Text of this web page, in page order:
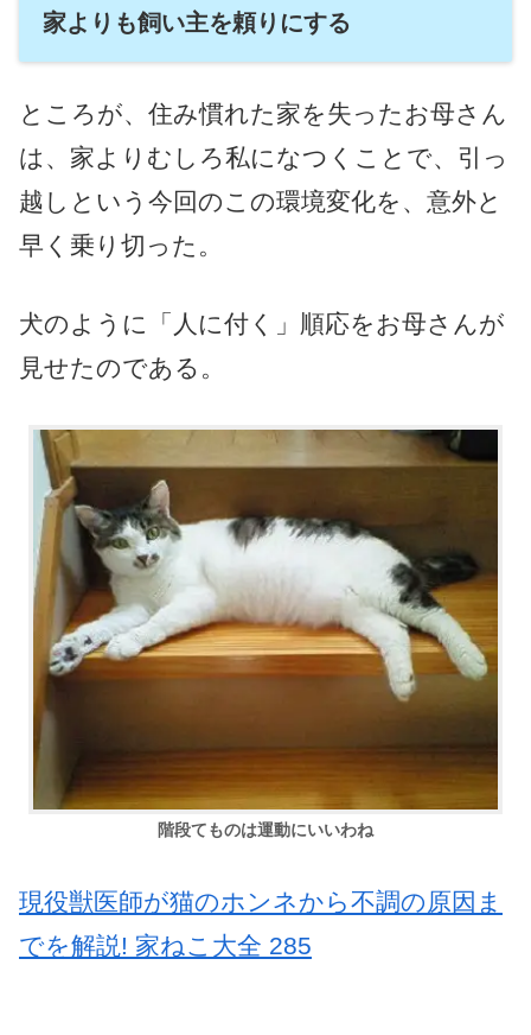
家よりも飼い主を頼りにする
ところが、住み慣れた家を失ったお母さん
は、家よりむしろ私になつくことで、引っ
越しという今回のこの環境変化を、意外と
早く乗り切った。
犬のように「人に付く」順応をお母さんが
見せたのである。
階段てものは運動にいいわね
現役獣医師が猫のホンネから不調の原因ま
でを解説! 家ねこ大全 285